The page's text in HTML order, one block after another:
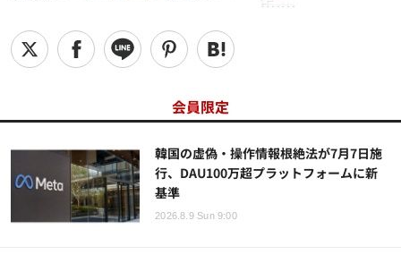
会員限定
韓国の虚偽・操作情報根絶法が7月7日施
行、DAU100万超プラットフォームに新
基準
2026.8.9 Sun 9:00